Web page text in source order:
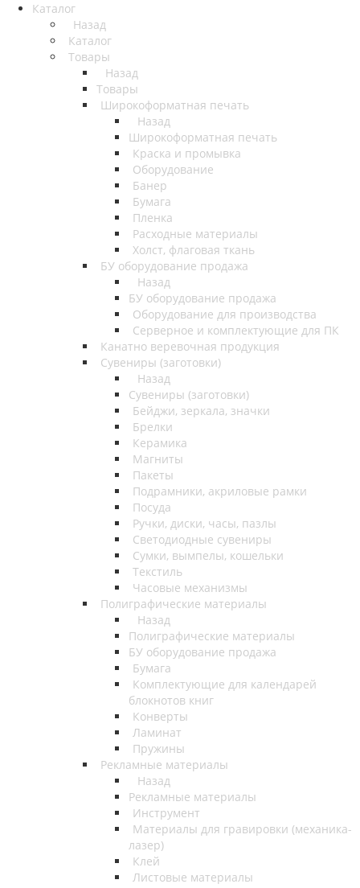
Каталог
Назад
Каталог
Товары
Назад
Товары
Широкоформатная печать
Назад
Широкоформатная печать
Краска и промывка
Оборудование
Банер
Бумага
Пленка
Расходные материалы
Холст, флаговая ткань
БУ оборудование продажа
Назад
БУ оборудование продажа
Оборудование для производства
Серверное и комплектующие для ПК
Канатно веревочная продукция
Сувениры (заготовки)
Назад
Сувениры (заготовки)
Бейджи, зеркала, значки
Брелки
Керамика
Магниты
Пакеты
Подрамники, акриловые рамки
Посуда
Ручки, диски, часы, пазлы
Светодиодные сувениры
Сумки, вымпелы, кошельки
Текстиль
Часовые механизмы
Полиграфические материалы
Назад
Полиграфические материалы
БУ оборудование продажа
Бумага
Комплектующие для календарей
блокнотов книг
Конверты
Ламинат
Пружины
Рекламные материалы
Назад
Рекламные материалы
Инструмент
Материалы для гравировки (механика-
лазер)
Клей
Листовые материалы